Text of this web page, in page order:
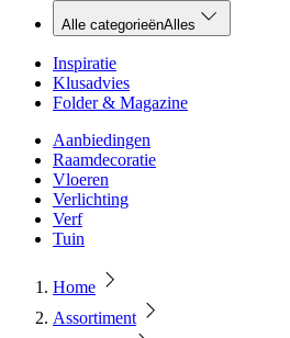
Alle categorieënAlles
Inspiratie
Klusadvies
Folder & Magazine
Aanbiedingen
Raamdecoratie
Vloeren
Verlichting
Verf
Tuin
Home
Assortiment